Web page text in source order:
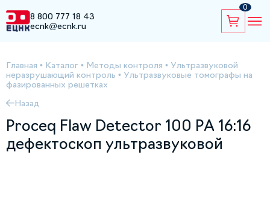
8 800 777 18 43
ecnk@ecnk.ru
0
Главная • Каталог • Методы контроля • Ультразвуковой
неразрушающий контроль • Ультразвуковые томографы на
фазированных решетках
Назад
Proceq Flaw Detector 100 PA 16:16
дефектоскоп ультразвуковой